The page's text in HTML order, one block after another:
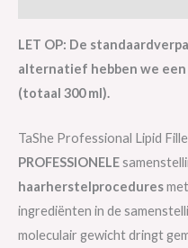
LET OP: De
alternatief hebben we een
(totaal 300 ml).
TaShe Professional Lipid
PROFESSIONELE
haarherstelprocedures
ingrediënten in de
moleculair gewicht dringt